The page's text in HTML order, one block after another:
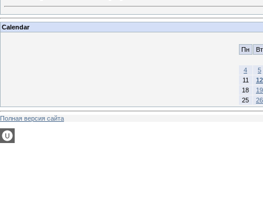
Calendar
Пн Вт
4
5
11
12
18
19
25
26
Полная версия сайта